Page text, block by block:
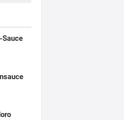
Sauce